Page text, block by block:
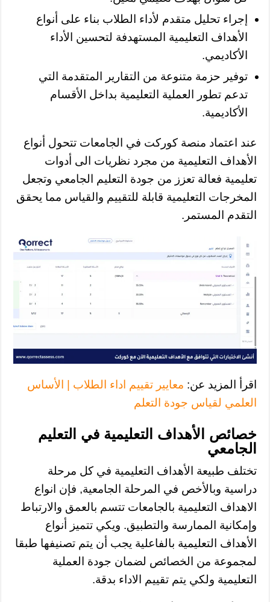
إجراء تحليل متقدم لأداء الطلاب بناء على أنواع
الأهداف التعليمية المستهدفة لتحسين الأداء
الأكاديمي.
توفير حزمة متنوعة من التقارير المتقدمة التي
تدعم تطور العملية التعليمية بداخل الأقسام
الأكاديمية.
عند اعتماد منصة كوركت في الجامعات تتحول أنواع
الأهداف التعليمية من مجرد نظريات الى أدوات
تعليمية فعالة تعزز من جودة التعليم الجامعي وتجعل
المخرجات التعليمية قابلة للتقييم والقياس مما يحقق
التقدم المستمر.
اقرأ المزيد عن: معايير تقييم اداء الطلاب​ | الأساس
العلمي لقياس جودة التعلم
خصائص الأهداف التعليمية في التعليم
الجامعي
تختلف طبيعة الأهداف التعليمية في كل مرحلة
دراسية وبالأخص في المرحلة الجامعية, فإن انواع
الاهداف التعليمية بالجامعات تتسم بالعمق والارتباط
وإمكانية الممارسة والتطبيق. ويكي تتميز أنواع
الأهداف التعليمية بالفاعلية يجب أن يتم تصنيفها طبقا
لمجموعة من الخصائص لضمان جودة العملية
التعليمية ولكي يتم تقييم الاداء بدقة.